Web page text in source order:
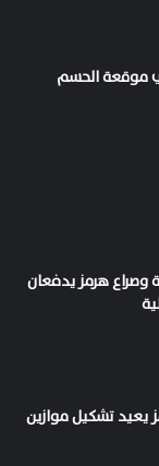
موقعة الحسم
وصراع هرمز يدفعان
يعيد تشكيل موازين